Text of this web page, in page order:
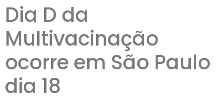
Dia D da
Multivacinação
ocorre em São Paulo
dia 18